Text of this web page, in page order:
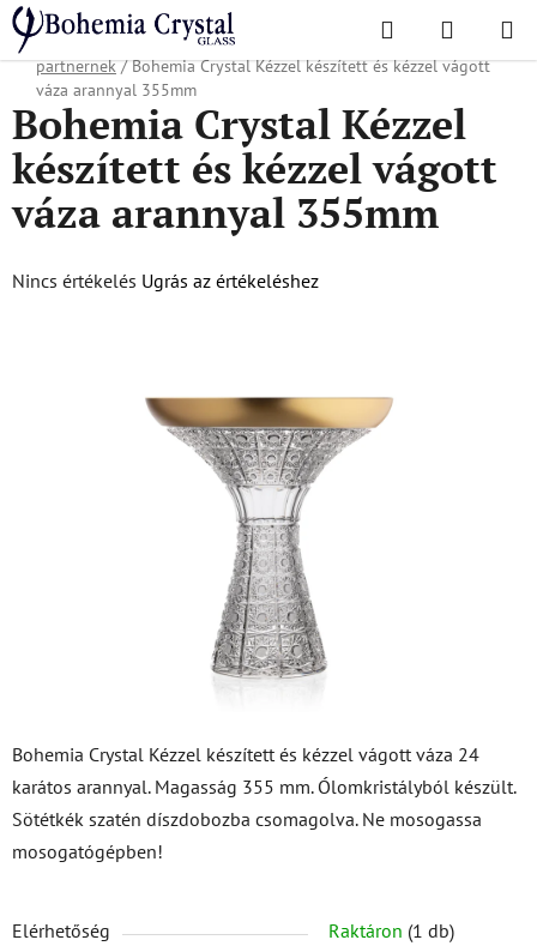
Ugrás
fő
tartalomhoz
Keresés KOSÁR
Kezdőlap
/ Népszerű kollekciók / Karácsonyi ajánlat
Ajándékok üzleti
partnernek / Bohemia Crystal Kézzel készített és kézzel vágott
váza arannyal 355mm
Bohemia Crystal Kézzel készített és kézzel vágott váza 24
karátos arannyal. Magasság 355 mm. Ólomkristályból készült.
Sötétkék szatén díszdobozba csomagolva. Ne mosogassa
mosogatógépben!
Elérhetőség Raktáron (1 db)
Bohemia Crystal Kézzel
készített és kézzel vágott
váza arannyal 355mm
A
Nincs értékelés Ugrás az értékeléshez